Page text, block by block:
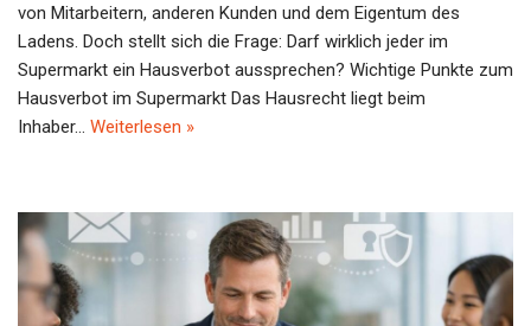
von Mitarbeitern, anderen Kunden und dem Eigentum des
Ladens. Doch stellt sich die Frage: Darf wirklich jeder im
Supermarkt ein Hausverbot aussprechen? Wichtige Punkte zum
Hausverbot im Supermarkt Das Hausrecht liegt beim
Inhaber… Weiterlesen »